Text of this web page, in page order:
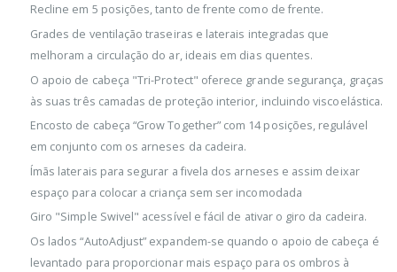
Recline em 5 posições, tanto de frente como de frente.
Grades de ventilação traseiras e laterais integradas que
melhoram a circulação do ar, ideais em dias quentes.
O apoio de cabeça "Tri-Protect" oferece grande segurança, graças
às suas três camadas de proteção interior, incluindo viscoelástica.
Encosto de cabeça “Grow Together” com 14 posições, regulável
em conjunto com os arneses da cadeira.
Ímãs laterais para segurar a fivela dos arneses e assim deixar
espaço para colocar a criança sem ser incomodada
Giro "Simple Swivel" acessível e fácil de ativar o giro da cadeira.
Os lados “AutoAdjust” expandem-se quando o apoio de cabeça é
levantado para proporcionar mais espaço para os ombros à